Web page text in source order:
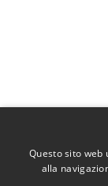
Questo sito
alla